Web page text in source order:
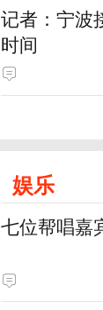
记者：宁波
时间
娱乐
七位帮唱嘉